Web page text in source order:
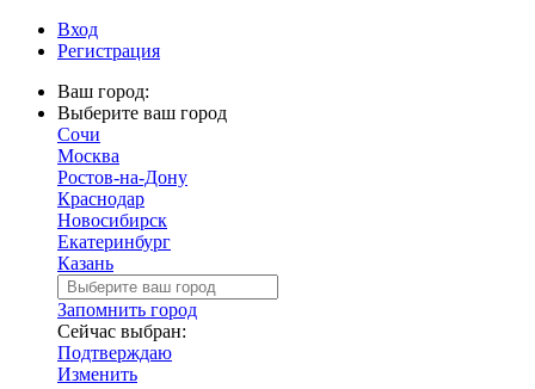
Вход
Регистрация
Ваш город:
Выберите ваш город
Сочи
Москва
Ростов-на-Дону
Краснодар
Новосибирск
Екатеринбург
Казань
Запомнить город
Сейчас выбран:
Подтверждаю
Изменить